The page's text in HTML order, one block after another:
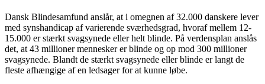
Dansk Blindesamfund anslår, at i omegnen af 32.000 danskere lever
med synshandicap af varierende sværhedsgrad, hvoraf mellem 12-
15.000 er stærkt svagsynede eller helt blinde. På verdensplan anslås
det, at 43 millioner mennesker er blinde og op mod 300 millioner
svagsynede. Blandt de stærkt svagsynede eller blinde er langt de
fleste afhængige af en ledsager for at kunne løbe.